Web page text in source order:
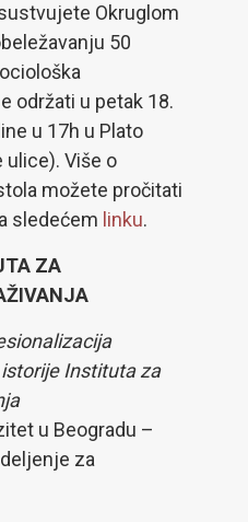
Okruglom
50
održati u petak 18.
u 17h u Plato
ulice). Više o
možete pročitati
sledećem linku.
ZA
Instituta za
u Beogradu –
za